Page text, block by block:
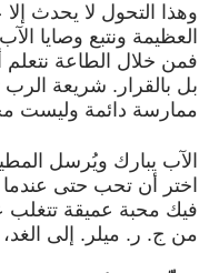
وهذا التحول لا يحدث
العظيمة ونتبع وصايا
فمن خلال الطاعة
بل بالقرار. شريعة
ممارسة دائمة وليست
الآب يبارك ويُرسل
اختر أن تحب حتى
فيك محبة عميقة
من ج. ر. ميلر. إلى